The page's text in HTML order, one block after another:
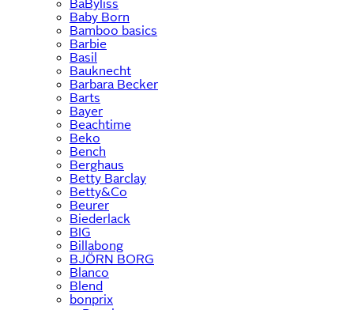
BaByliss
Baby Born
Bamboo basics
Barbie
Basil
Bauknecht
Barbara Becker
Barts
Bayer
Beachtime
Beko
Bench
Berghaus
Betty Barclay
Betty&Co
Beurer
Biederlack
BIG
Billabong
BJÖRN BORG
Blanco
Blend
bonprix